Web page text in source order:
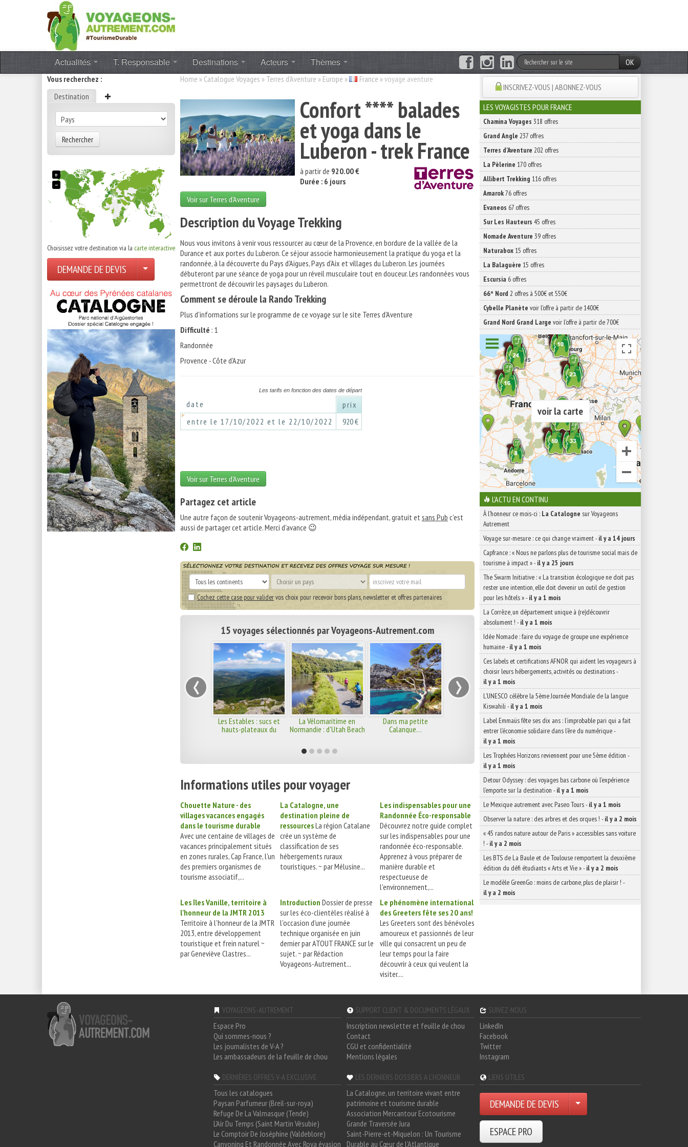
Actualités T. Responsable Destinations Acteurs Thèmes
OK
Vous recherchez :
Destination
Rechercher
+
−
Choisissez votre destination via la carte interactive
DEMANDE DE DEVIS
Home » Catalogue Voyages » Terres d'Aventure » Europe » France »voyage aventure
Confort **** balades
et yoga dans le
Luberon - trek France
à partir de 920.00 €
Durée : 6 jours
Voir sur Terres d'Aventure
Description du Voyage Trekking
Nous vous invitons à venir vous ressourcer au cœur de la Provence, en bordure de la vallée de la
Durance et aux portes du Luberon. Ce séjour associe harmonieusement la pratique du yoga et la
randonnée, à la découverte du Pays d'Aigues, Pays d'Aix et villages du Luberon. Les journées
débuteront par une séance de yoga pour un réveil musculaire tout en douceur. Les randonnées vous
permettront de découvrir les paysages du Luberon.
Comment se déroule la Rando Trekking
Plus d'informations sur le programme de ce voyage sur le site Terres d'Aventure
Difficulté : 1
Randonnée
Provence - Côte d'Azur
Les tarifs en fonction des dates de départ
date
prix
entre le 17/10/2022 et le 22/10/2022
920 €
Voir sur Terres d'Aventure
Partagez cet article
Une autre façon de soutenir Voyageons-autrement, média indépendant, gratuit etsans Pub c'est
aussi de partager cet article. Merci d'avance 😉
Cochez cette case pour validervos choix pour recevoir bons plans, newsletter et offres partenaires
15 voyages sélectionnés par Voyageons-Autrement.com
Les Estables : sucs et
hauts-plateaux du
La Vélomaritime en
Normandie : d'Utah Beach
Dans ma petite
Calanque…
‹ ›
Informations utiles pour voyager
Chouette Nature - des
villages vacances engagés
dans le tourisme durable
Avec une centaine de villages de
vacances principalement situés
en zones rurales, Cap France, l'un
des premiers organismes de
tourisme associatif,...
La Catalogne, une
destination pleine de
ressourcesLa région Catalane
crée un système de
classification de ses
hébergements ruraux
touristiques. ~ par Mélusine...
Les indispensables pour une
Randonnée Éco-responsable
Découvrez notre guide complet
sur les indispensables pour une
randonnée éco-responsable.
Apprenez à vous préparer de
manière durable et
respectueuse de
l'environnement,...
Les îles Vanille, territoire à
l’honneur de la JMTR 2013
Territoire à l’honneur de la JMTR
2013, entre développement
touristique et frein naturel ~
par Geneviève Clastres...
Introduction Dossier de presse
sur les éco-clientèles réalisé à
l'occasion d'une journée
technique organisée en juin
dernier par ATOUT FRANCE sur le
sujet. ~ par Rédaction
Voyageons-Autrement...
Le phénomène international
des Greeters fête ses 20 ans!
Les Greeters sont des bénévoles
amoureux et passionnés de leur
ville qui consacrent un peu de
leur temps pour la faire
découvrir à ceux qui veulent la
visiter....
INSCRIVEZ-VOUS | ABONNEZ-VOUS
LES VOYAGISTES POUR FRANCE
Chamina Voyages 318 offres
Grand Angle 237 offres
Terres d'Aventure 202 offres
La Pèlerine 170 offres
Allibert Trekking 116 offres
Amarok76 offres
Evaneos 67 offres
Sur Les Hauteurs 45 offres
Nomade Aventure 39 offres
Naturabox 15 offres
La Balaguère 15 offres
Escursia 6 offres
66° Nord 2 offres à 500€ et 550€
Cybelle Planète voir l'offre à partir de 1400€
Grand Nord Grand Large voir l'offre à partir de 700€
voir la carte
L'ACTU EN CONTINU
À l'honneur ce mois-ci : La Catalogne sur Voyageons
Autrement
Voyage sur-mesure : ce qui change vraiment-il y a 14 jours
Capfrance : « Nous ne parlons plus de tourisme social mais de
tourisme à impact »-il y a 25 jours
The Swarm Initiative : « La transition écologique ne doit pas
rester une intention, elle doit devenir un outil de gestion
pour les hôtels »-il y a 1 mois
La Corrèze, un département unique à (re)découvrir
absolument ! -il y a 1 mois
Idée Nomade : faire du voyage de groupe une expérience
humaine-il y a 1 mois
Ces labels et certifications AFNOR qui aident les voyageurs à
choisir leurs hébergements, activités ou destinations-
il y a 1 mois
L’UNESCO célèbre la 5ème Journée Mondiale de la langue
Kiswahili -il y a 1 mois
Label Emmaüs fête ses dix ans : l’improbable pari qui a fait
entrer l’économie solidaire dans l’ère du numérique-
il y a 1 mois
Les Trophées Horizons reviennent pour une 5ème édition -
il y a 1 mois
Detour Odyssey : des voyages bas carbone où l’expérience
l’emporte sur la destination -il y a 1 mois
Le Mexique autrement avec Paseo Tours-il y a 1 mois
Observer la nature : des arbres et des orques ! -il y a 2 mois
« 45 randos nature autour de Paris » accessibles sans voiture
! -il y a 2 mois
Les BTS de La Baule et de Toulouse remportent la deuxième
édition du défi étudiants « Arts et Vie »-il y a 2 mois
Le modèle GreenGo : moins de carbone, plus de plaisir ! -
il y a 2 mois
VOYAGEONS-AUTREMENT
Espace Pro
Qui sommes-nous ?
Les journalistes de V-A ?
Les ambassadeurs de la feuille de chou
SUPPORT CLIENT & DOCUMENTS LÉGAUX
Inscription newsletter et feuille de chou
Contact
CGU et confidentialité
Mentions légales
SUIVEZ-NOUS
LinkedIn
Facebook
Twitter
Instagram
DERNIÈRES OFFRES V-A EXCLUSIVE
Tous les catalogues
Paysan Parfumeur (Breil-sur-roya)
Refuge De La Valmasque (Tende)
L'Air Du Temps (Saint Martin Vésubie)
Le Comptoir De Joséphine (Valdeblore)
Canyoning Et Randonnée Avec Roya évasion
LES DERNIERS DOSSIERS A L'HONNEUR
La Catalogne, un territoire vivant entre
patrimoine et tourisme durable
Association Mercantour Ecotourisme
Grande Traversée Jura
Saint-Pierre-et-Miquelon : Un Tourisme
Durable au Cœur de l'Atlantique
LIENS UTILES
DEMANDE DE DEVIS
ESPACE PRO